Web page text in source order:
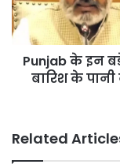
बनेंगी
वर्ल्ड
क्लास
सड़कें,
का
झंझट
Punjab के इन
बारिश के
Related